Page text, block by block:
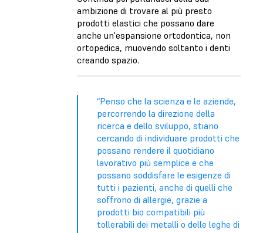
ambizione di trovare al più presto
prodotti elastici che possano dare
anche un'espansione ortodontica, non
ortopedica, muovendo soltanto i denti
creando spazio.
“Penso che la scienza e le aziende,
percorrendo la direzione della
ricerca e dello sviluppo, stiano
cercando di individuare prodotti che
possano rendere il quotidiano
lavorativo più semplice e che
possano soddisfare le esigenze di
tutti i pazienti, anche di quelli che
soffrono di allergie, grazie a
prodotti bio compatibili più
tollerabili dei metalli o delle leghe di